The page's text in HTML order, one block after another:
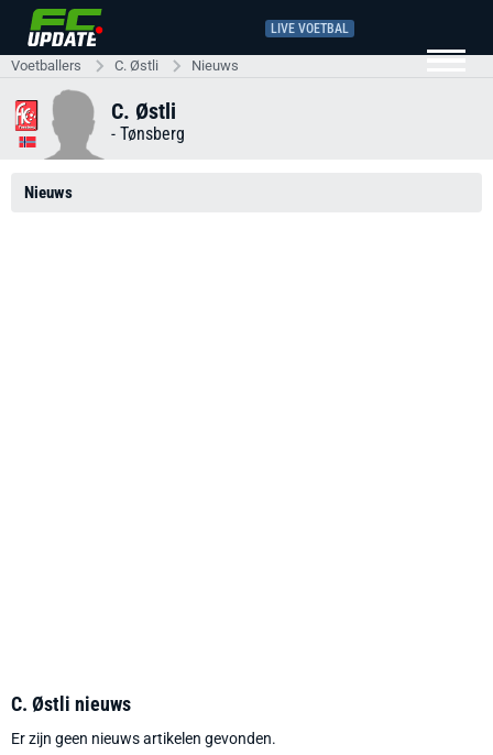
LIVE VOETBAL
Voetballers C. Østli Nieuws
C. Østli
- Tønsberg
Nieuws
C. Østli nieuws
Er zijn geen nieuws artikelen gevonden.